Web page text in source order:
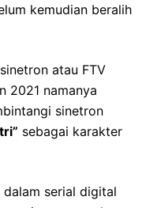
kemudian beralih
atau FTV
2021 namanya
sinetron
sebagai karakter
dalam serial digital